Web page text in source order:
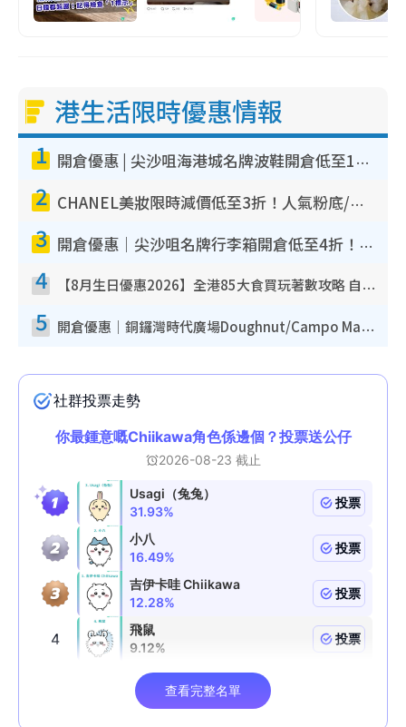
港生活限時優惠情報
1 開倉優惠 | 尖沙咀海港城名牌波鞋開倉低至1折！On鞋$899起／Joy&Peace鞋履$98起
2 CHANEL美妝限時減價低至3折！人氣粉底/唇膏/精華液低至$275！COCO香水都有平
3 開倉優惠｜尖沙咀名牌行李箱開倉低至4折！一連5日 American Tourister/ace./Hallmark $200起！
4 【8月生日優惠2026】全港85大食買玩著數攻略 自助餐/火鍋放題同行免費＋誠品/DONKI送現金券
5 開倉優惠｜銅鑼灣時代廣場Doughnut/Campo Marzio開倉低至1折！背囊、書包、手袋劈價$200起